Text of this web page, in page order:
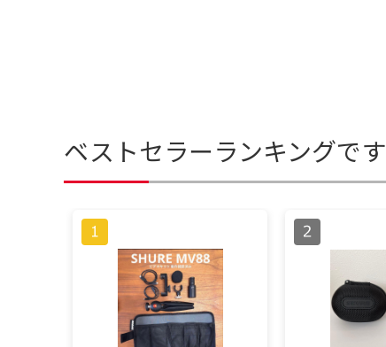
ベストセラーランキングです